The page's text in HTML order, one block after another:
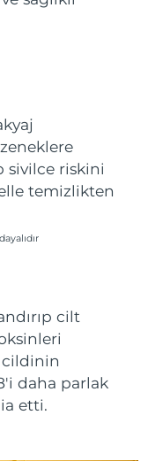
sivilce riskini
elle temizlikten
cilt
cildinin
daha parlak
etti.
teslim tarihi
teslim tarihi8/10/26
teslim tarihi
teslim tarihi8/11/26
teslim tarihi